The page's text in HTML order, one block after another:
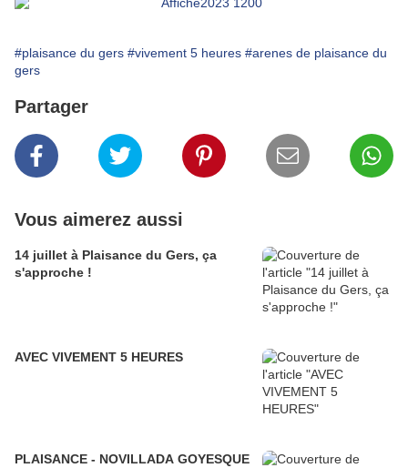
#plaisance du gers #vivement 5 heures #arenes de plaisance du
gers
Partager
Vous aimerez aussi
14 juillet à Plaisance du Gers, ça
s'approche !
AVEC VIVEMENT 5 HEURES
PLAISANCE - NOVILLADA GOYESQUE